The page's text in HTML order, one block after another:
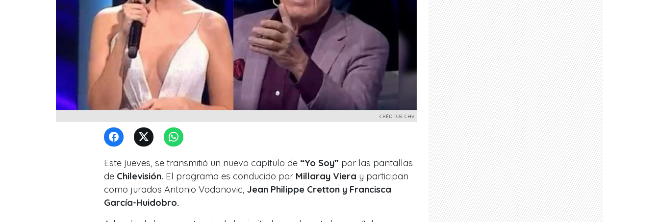
CRÉDITOS: CHV
Este jueves, se transmitió un nuevo capítulo de “Yo Soy” por las pantallas
de Chilevisión. El programa es conducido por Millaray Viera y participan
como jurados Antonio Vodanovic, Jean Philippe Cretton y Francisca
García-Huidobro.